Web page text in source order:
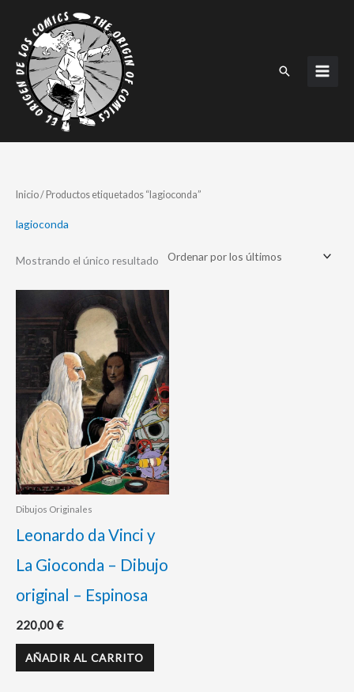
contenido
Buscar
Inicio/ Productos etiquetados “lagioconda”
lagioconda
Mostrando el único resultado
Dibujos Originales
Leonardo da Vinci y
La Gioconda – Dibujo
original – Espinosa
220,00€
AÑADIR AL CARRITO